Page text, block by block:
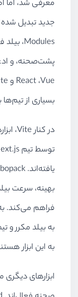
معرفی شد، اما
پشت‌صحنه، و
بسیاری از
بهینه، سرعت
فراهم می‌کند.
به بیلد مکرر و
به این ابزار